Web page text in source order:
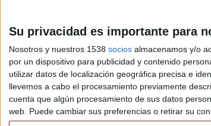
Su privacidad es importante para
Nosotros y nuestros 1538 socios almacenamos y/o
por un dispositivo para publicidad y contenido
utilizar datos de localización geográfica precisa e
llevemos a cabo el procesamiento previamente
cuenta que algún procesamiento de sus datos
web. Puede cambiar sus preferencias o retirar su